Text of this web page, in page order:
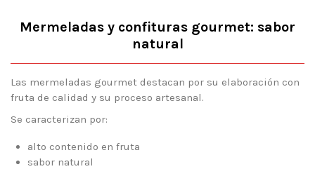
Mermeladas y confituras gourmet: sabor
natural
Las mermeladas gourmet destacan por su elaboración con
fruta de calidad y su proceso artesanal.
Se caracterizan por:
alto contenido en fruta
sabor natural